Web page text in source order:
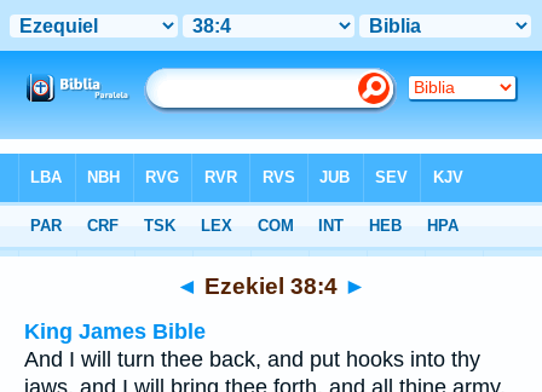
Multilingual > Ezekiel 38:4
◄ Ezekiel 38:4 ►
King James Bible
And I will turn thee back, and put hooks into thy
jaws, and I will bring thee forth, and all thine army,